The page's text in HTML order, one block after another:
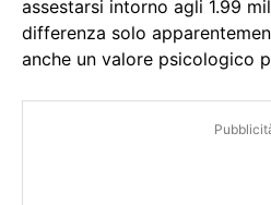
assestarsi intorno agli 1.99
differenza solo
anche un valore psicologico